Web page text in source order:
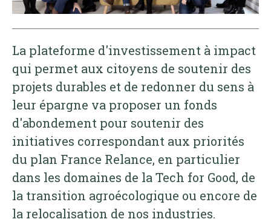
La plateforme d'investissement à impact
qui permet aux citoyens de soutenir des
projets durables et de redonner du sens à
leur épargne va proposer un fonds
d'abondement pour soutenir des
initiatives correspondant aux priorités
du plan France Relance, en particulier
dans les domaines de la Tech for Good, de
la transition agroécologique ou encore de
la relocalisation de nos industries.